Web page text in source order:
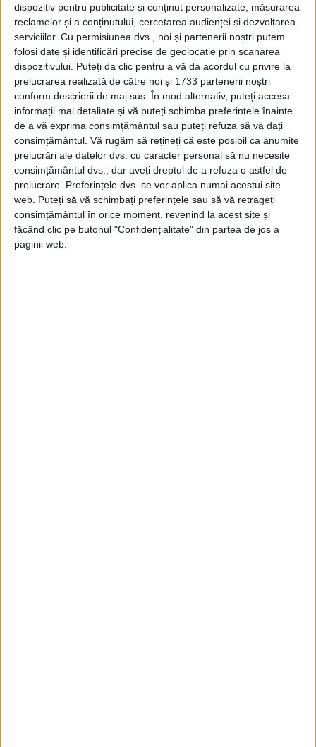
dispozitiv pentru publicitate și conținut personalizate, măsurarea
reclamelor și a conținutului, cercetarea audienței și dezvoltarea
serviciilor. Cu permisiunea dvs., noi și partenerii noștri putem
folosi date și identificări precise de geolocație prin scanarea
dispozitivului. Puteți da clic pentru a vă da acordul cu privire la
prelucrarea realizată de către noi și 1733 partenerii noștri
conform descrierii de mai sus. În mod alternativ, puteți accesa
informații mai detaliate și vă puteți schimba preferințele înainte
de a vă exprima consimțământul sau puteți refuza să vă dați
consimțământul. Vă rugăm să rețineți că este posibil ca anumite
prelucrări ale datelor dvs. cu caracter personal să nu necesite
consimțământul dvs., dar aveți dreptul de a refuza o astfel de
prelucrare. Preferințele dvs. se vor aplica numai acestui site
web. Puteți să vă schimbați preferințele sau să vă retrageți
consimțământul în orice moment, revenind la acest site și
făcând clic pe butonul "Confidențialitate" din partea de jos a
paginii web.
masacrați cu focuri de mitraliere, străpunși
cu săbiile și baionetele, iar casele atacate
cu grenade și incendiate. În urma acestor
incidente au murit 93 de persoane, dintre
care 87 de români și 6 evrei.